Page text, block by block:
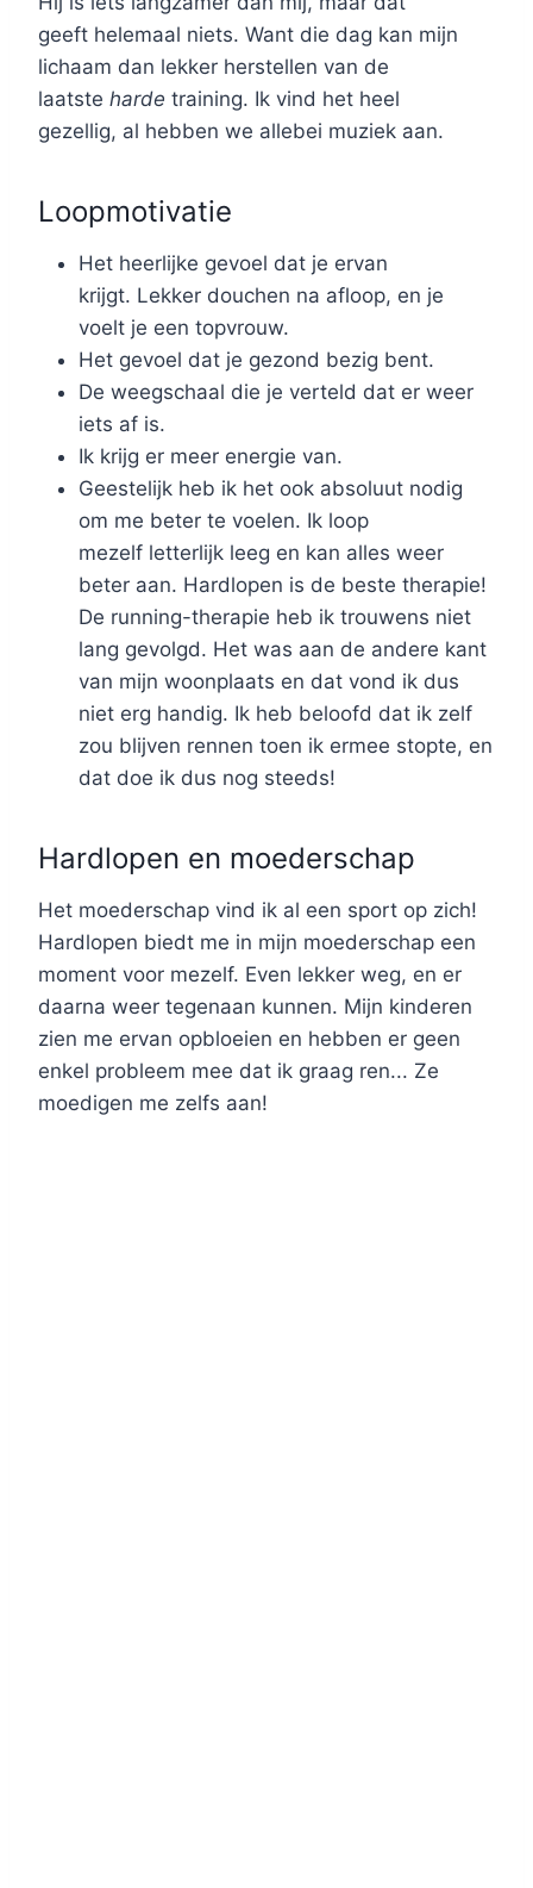
geeft helemaal niets. Want die dag kan mijn
lichaam dan lekker herstellen van de
laatste harde training. Ik vind het heel
gezellig, al hebben we allebei muziek aan.
Loopmotivatie
Het heerlijke gevoel dat je ervan
krijgt. Lekker douchen na afloop, en je
voelt je een topvrouw.
Het gevoel dat je gezond bezig bent.
De weegschaal die je verteld dat er weer
iets af is.
Ik krijg er meer energie van.
Geestelijk heb ik het ook absoluut nodig
om me beter te voelen. Ik loop
mezelf letterlijk leeg en kan alles weer
beter aan. Hardlopen is de beste therapie!
De running-therapie heb ik trouwens niet
lang gevolgd. Het was aan de andere kant
van mijn woonplaats en dat vond ik dus
niet erg handig. Ik heb beloofd dat ik zelf
zou blijven rennen toen ik ermee stopte, en
dat doe ik dus nog steeds!
Hardlopen en moederschap
Het moederschap vind ik al een sport op zich!
Hardlopen biedt me in mijn moederschap een
moment voor mezelf. Even lekker weg, en er
daarna weer tegenaan kunnen. Mijn kinderen
zien me ervan opbloeien en hebben er geen
enkel probleem mee dat ik graag ren... Ze
moedigen me zelfs aan!